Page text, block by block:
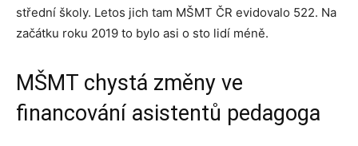
střední školy. Letos jich tam MŠMT ČR evidovalo 522. Na
začátku roku 2019 to bylo asi o sto lidí méně.
MŠMT chystá změny ve
financování asistentů pedagoga